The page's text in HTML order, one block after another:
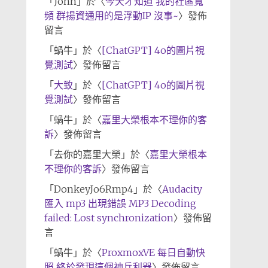
頻 群揚資通用的是浮動IP 沒事~〉發佈
留言
「 蝸牛」於〈[ChatGPT] 4o的圖片視
覺測試〉發佈留言
「 大致 」於〈[ChatGPT] 4o的圖片視
覺測試〉發佈留言
「 蝸牛」於〈嘉里大榮根本不理你的客
訴〉發佈留言
「 去你的嘉里大榮 」於〈嘉里大榮根本
不理你的客訴〉發佈留言
「 DonkeyJo6Rmp4」於〈Audacity
匯入 mp3 出現錯誤 MP3 Decoding
failed: Lost synchronization〉發佈留
言
「 蝸牛」於〈ProxmoxVE 每日自動快